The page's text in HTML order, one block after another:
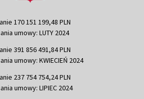
170 151 199,48 PLN
umowy: LUTY 2024
391 856 491,84 PLN
umowy: KWIECIEŃ 2024
237 754 754,24 PLN
umowy: LIPIEC 2024